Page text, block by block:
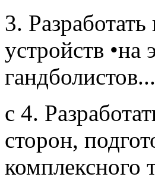
3.
устройств •на
с 4.
сторон,
комплексного